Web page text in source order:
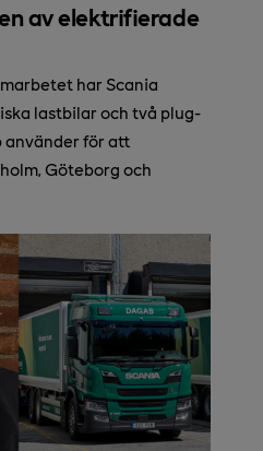
av elektrifierade
har Scania
lastbilar och två plug-
använder för att
Göteborg och